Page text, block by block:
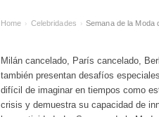
Home › Celebridades › Semana de la Moda
Milán cancelado, París cancelado,
también presentan desafíos
difícil de imaginar en tiempos como
crisis y demuestra su capacidad de